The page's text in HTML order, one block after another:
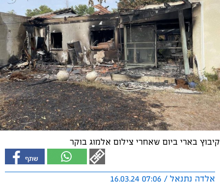
קיבוץ בארי ביום שאחרי צילום אלמוג בוקר
אלדה נתנאל / 07:06 16.03.24